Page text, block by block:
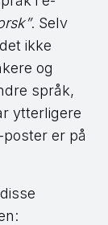
. Selv
ikke
og
språk,
ytterligere
er på